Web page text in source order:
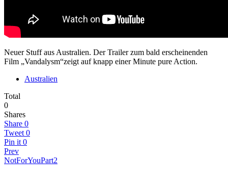
Neuer Stuff aus Australien. Der Trailer zum bald erscheinenden
Film „Vandalysm“zeigt auf knapp einer Minute pure Action.
Australien
Total
0
Shares
Share 0
Tweet 0
Pin it 0
Prev
NotForYouPart2